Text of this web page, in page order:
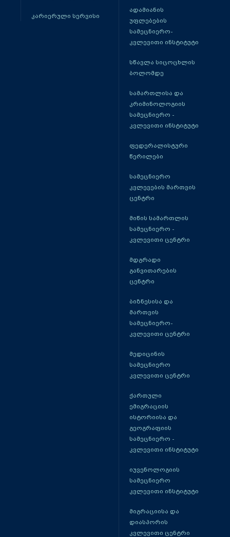
კარიერული სერვისი
ადამიანის
უფლებების
სამეცნიერო-
კვლევითი ინსტიტუტი
სწავლა სიცოცხლის
ბოლომდე
სამართლისა და
კრიმინოლოგიის
სამეცნიერო -
კვლევითი ინსტიტუტი
ფედერალისტური
წერილები
სამეცნიერო
კვლევების მართვის
ცენტრი
მიწის სამართლის
სამეცნიერო -
კვლევითი ცენტრი
მდგრადი
განვითარების
ცენტრი
ბიზნესისა და
მართვის
სამეცნიერო-
კვლევითი ცენტრი
მედიცინის
სამეცნიერო
კვლევითი ცენტრი
ქართული
ემიგრაციის
ისტორიისა და
გეოგრაფიის
სამეცნიერო -
კვლევითი ინსტიტუტი
იუვენოლოგიის
სამეცნიერო
კვლევითი ინსტიტუტი
მიგრაციისა და
დიასპორის
კვლევითი ცენტრი